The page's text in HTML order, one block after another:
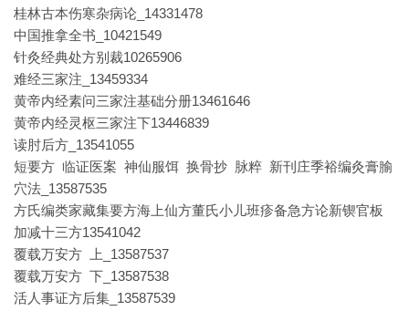
桂林古本伤寒杂病论_14331478
中国推拿全书_10421549
针灸经典处方别裁10265906
难经三家注_13459334
黄帝内经素问三家注基础分册13461646
黄帝内经灵枢三家注下13446839
读肘后方_13541055
短要方 临证医案 神仙服饵 换骨抄 脉粹 新刊庄季裕编灸膏腧
穴法_13587535
方氏编类家藏集要方海上仙方董氏小儿班疹备急方论新锲官板
加减十三方13541042
覆载万安方 上_13587537
覆载万安方 下_13587538
活人事证方后集_13587539